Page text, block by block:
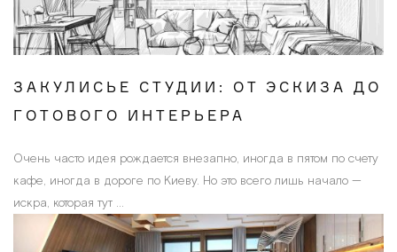
ЗАКУЛИСЬЕ СТУДИИ: ОТ ЭСКИЗА ДО
ГОТОВОГО ИНТЕРЬЕРА
Очень часто идея рождается внезапно, иногда в пятом по счету
кафе, иногда в дороге по Киеву. Но это всего лишь начало —
искра, которая тут ...